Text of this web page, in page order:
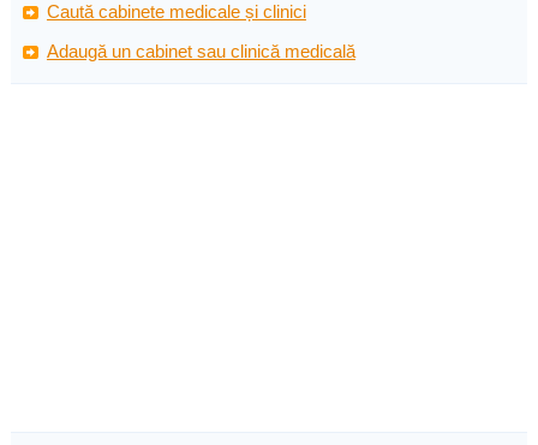
Caută cabinete medicale și clinici
Adaugă un cabinet sau clinică medicală